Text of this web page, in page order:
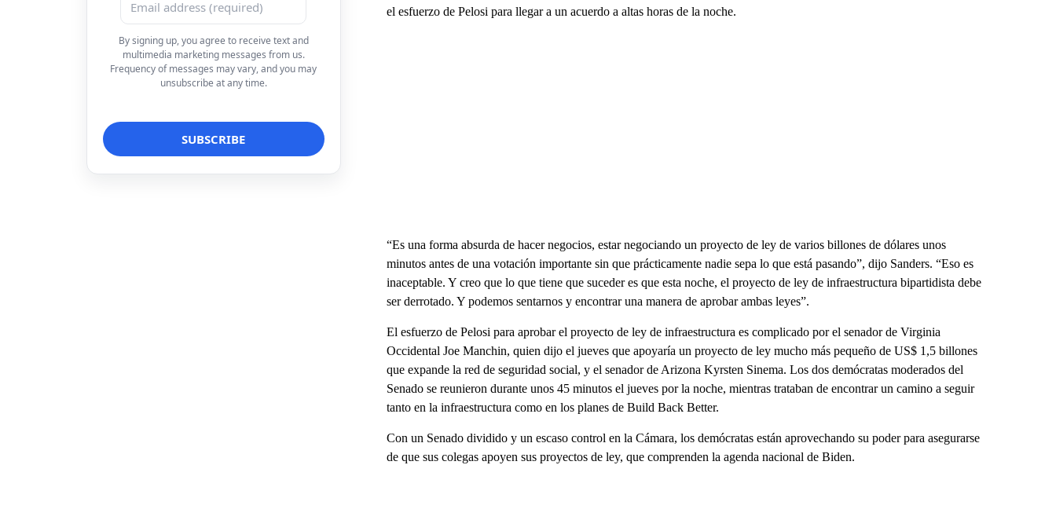
By signing up, you agree to receive text and
multimedia marketing messages from us.
Frequency of messages may vary, and you may
unsubscribe at any time.
el esfuerzo de Pelosi para llegar a un acuerdo a altas horas de la noche.
“Es una forma absurda de hacer negocios, estar negociando un proyecto de ley de varios billones de dólares unos
minutos antes de una votación importante sin que prácticamente nadie sepa lo que está pasando”, dijo Sanders. “Eso es
inaceptable. Y creo que lo que tiene que suceder es que esta noche, el proyecto de ley de infraestructura bipartidista debe
ser derrotado. Y podemos sentarnos y encontrar una manera de aprobar ambas leyes”.
El esfuerzo de Pelosi para aprobar el proyecto de ley de infraestructura es complicado por el senador de Virginia
Occidental Joe Manchin, quien dijo el jueves que apoyaría un proyecto de ley mucho más pequeño de US$ 1,5 billones
que expande la red de seguridad social, y el senador de Arizona Kyrsten Sinema. Los dos demócratas moderados del
Senado se reunieron durante unos 45 minutos el jueves por la noche, mientras trataban de encontrar un camino a seguir
tanto en la infraestructura como en los planes de Build Back Better.
Con un Senado dividido y un escaso control en la Cámara, los demócratas están aprovechando su poder para asegurarse
de que sus colegas apoyen sus proyectos de ley, que comprenden la agenda nacional de Biden.